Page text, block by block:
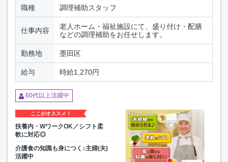
職種 調理補助スタッフ
仕事内容
老人ホーム・福祉施設にて、盛り付け・配膳
などの調理補助をお任せします。
勤務地 墨田区
給与 時給1,270円
60代以上活躍中
ここがオススメ！
扶養内・WワークOK／シフト柔
軟に対応◎
介護食の知識も身につく♪主婦(夫)
活躍中